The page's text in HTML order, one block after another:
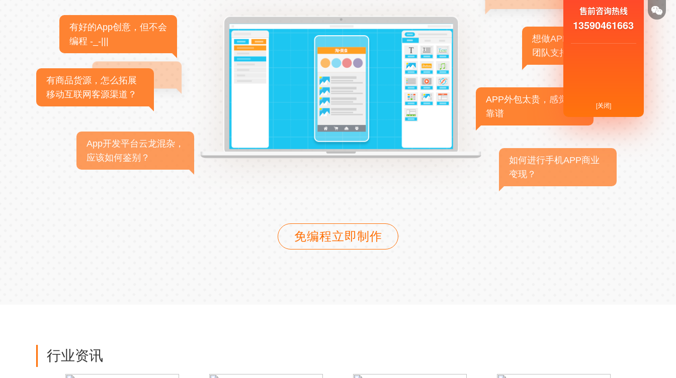
有好的App创意，但不会
编程 -_-|||
有商品货源，怎么拓展
移动互联网客源渠道？
App开发平台云龙混杂，
应该如何鉴别？
想做APP，但没有技术
团队支持
APP外包太贵，感觉不
靠谱
如何进行手机APP商业
变现？
免编程立即制作
行业资讯
售前咨询热线
13590461663
[关闭]